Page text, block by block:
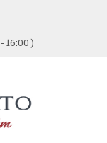
16:00 )